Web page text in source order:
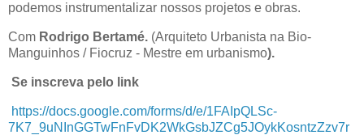
podemos instrumentalizar nossos projetos e obras.
Com Rodrigo Bertamé. (Arquiteto Urbanista na Bio-
Manguinhos / Fiocruz - Mestre em urbanismo).
Se inscreva pelo link
https://docs.google.com/forms/d/e/1FAIpQLSc-
7K7_9uNInGGTwFnFvDK2WkGsbJZCg5JOykKosntzZzv7r